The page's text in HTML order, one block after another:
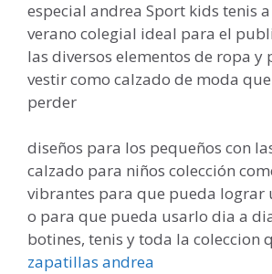
especial andrea Sport kids tenis
verano colegial ideal para el
las diversos elementos de ropa y
vestir como calzado de moda
perder
diseños para los pequeños con
calzado para niños colección
vibrantes para que pueda lograr
o para que pueda usarlo dia a
botines, tenis y toda la coleccion
zapatillas andrea